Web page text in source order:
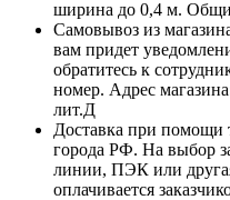
ширина до 0,4 м.
Самовывоз из
вам придет
обратитесь к
номер. Адрес
лит.Д
Доставка при помощи
города РФ. На выбор
линии, ПЭК или
оплачивается